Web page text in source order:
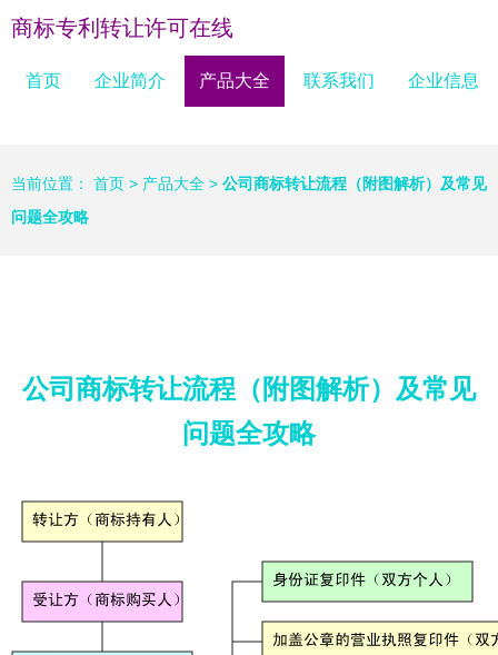
商标专利转让许可在线
首页 企业简介 产品大全 联系我们 企业信息
当前位置： 首页 > 产品大全 > 公司商标转让流程（附图解析）及常见
问题全攻略
公司商标转让流程（附图解析）及常见
问题全攻略